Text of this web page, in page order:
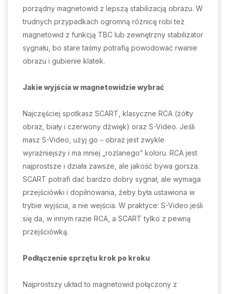
porządny magnetowid z lepszą stabilizacją obrazu. W
trudnych przypadkach ogromną różnicę robi też
magnetowid z funkcją TBC lub zewnętrzny stabilizator
sygnału, bo stare taśmy potrafią powodować rwanie
obrazu i gubienie klatek.
Jakie wyjścia w magnetowidzie wybrać
Najczęściej spotkasz SCART, klasyczne RCA (żółty
obraz, biały i czerwony dźwięk) oraz S-Video. Jeśli
masz S-Video, użyj go – obraz jest zwykle
wyraźniejszy i ma mniej „rozlanego” koloru. RCA jest
najprostsze i działa zawsze, ale jakość bywa gorsza.
SCART potrafi dać bardzo dobry sygnał, ale wymaga
przejściówki i dopilnowania, żeby była ustawiona w
trybie wyjścia, a nie wejścia. W praktyce: S-Video jeśli
się da, w innym razie RCA, a SCART tylko z pewną
przejściówką.
Podłączenie sprzętu krok po kroku
Najprostszy układ to magnetowid połączony z